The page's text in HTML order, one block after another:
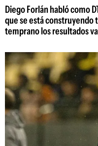
Diego Forlán habló como
que se está construyendo
temprano los resultados